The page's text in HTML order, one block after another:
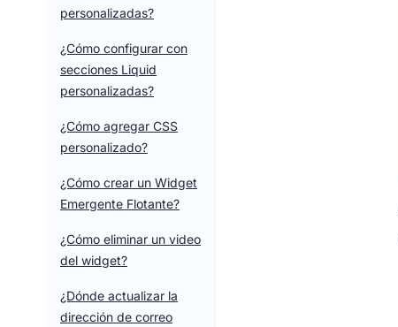
personalizadas?
¿Cómo configurar con
secciones Liquid
personalizadas?
¿Cómo agregar CSS
personalizado?
¿Cómo crear un Widget
Emergente Flotante?
¿Cómo eliminar un video
del widget?
¿Dónde actualizar la
dirección de correo